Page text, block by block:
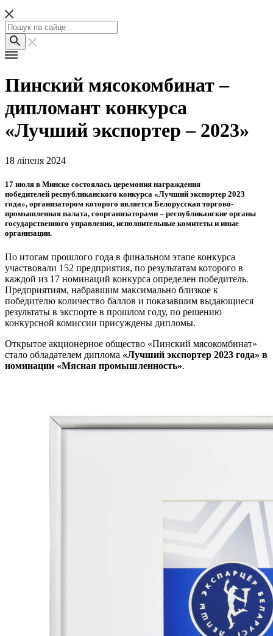
Пинский мясокомбинат –
дипломант конкурса
«Лучший экспортер – 2023»
18 ліпеня 2024
17 июля в Минске состоялась церемония награждения
победителей республиканского конкурса «Лучший экспортер 2023
года», организатором которого является Белорусская торгово-
промышленная палата, соорганизаторами – республиканские органы
государственного управления, исполнительные комитеты и иные
организации.
По итогам прошлого года в финальном этапе конкурса
участвовали 152 предприятия, по результатам которого в
каждой из 17 номинаций конкурса определен победитель.
Предприятиям, набравшим максимально близкое к
победителю количество баллов и показавшим выдающиеся
результаты в экспорте в прошлом году, по решению
конкурсной комиссии присуждены дипломы.
Открытое акционерное общество «Пинский мясокомбинат»
стало обладателем диплома «Лучший экспортер 2023 года» в
номинации «Мясная промышленность».